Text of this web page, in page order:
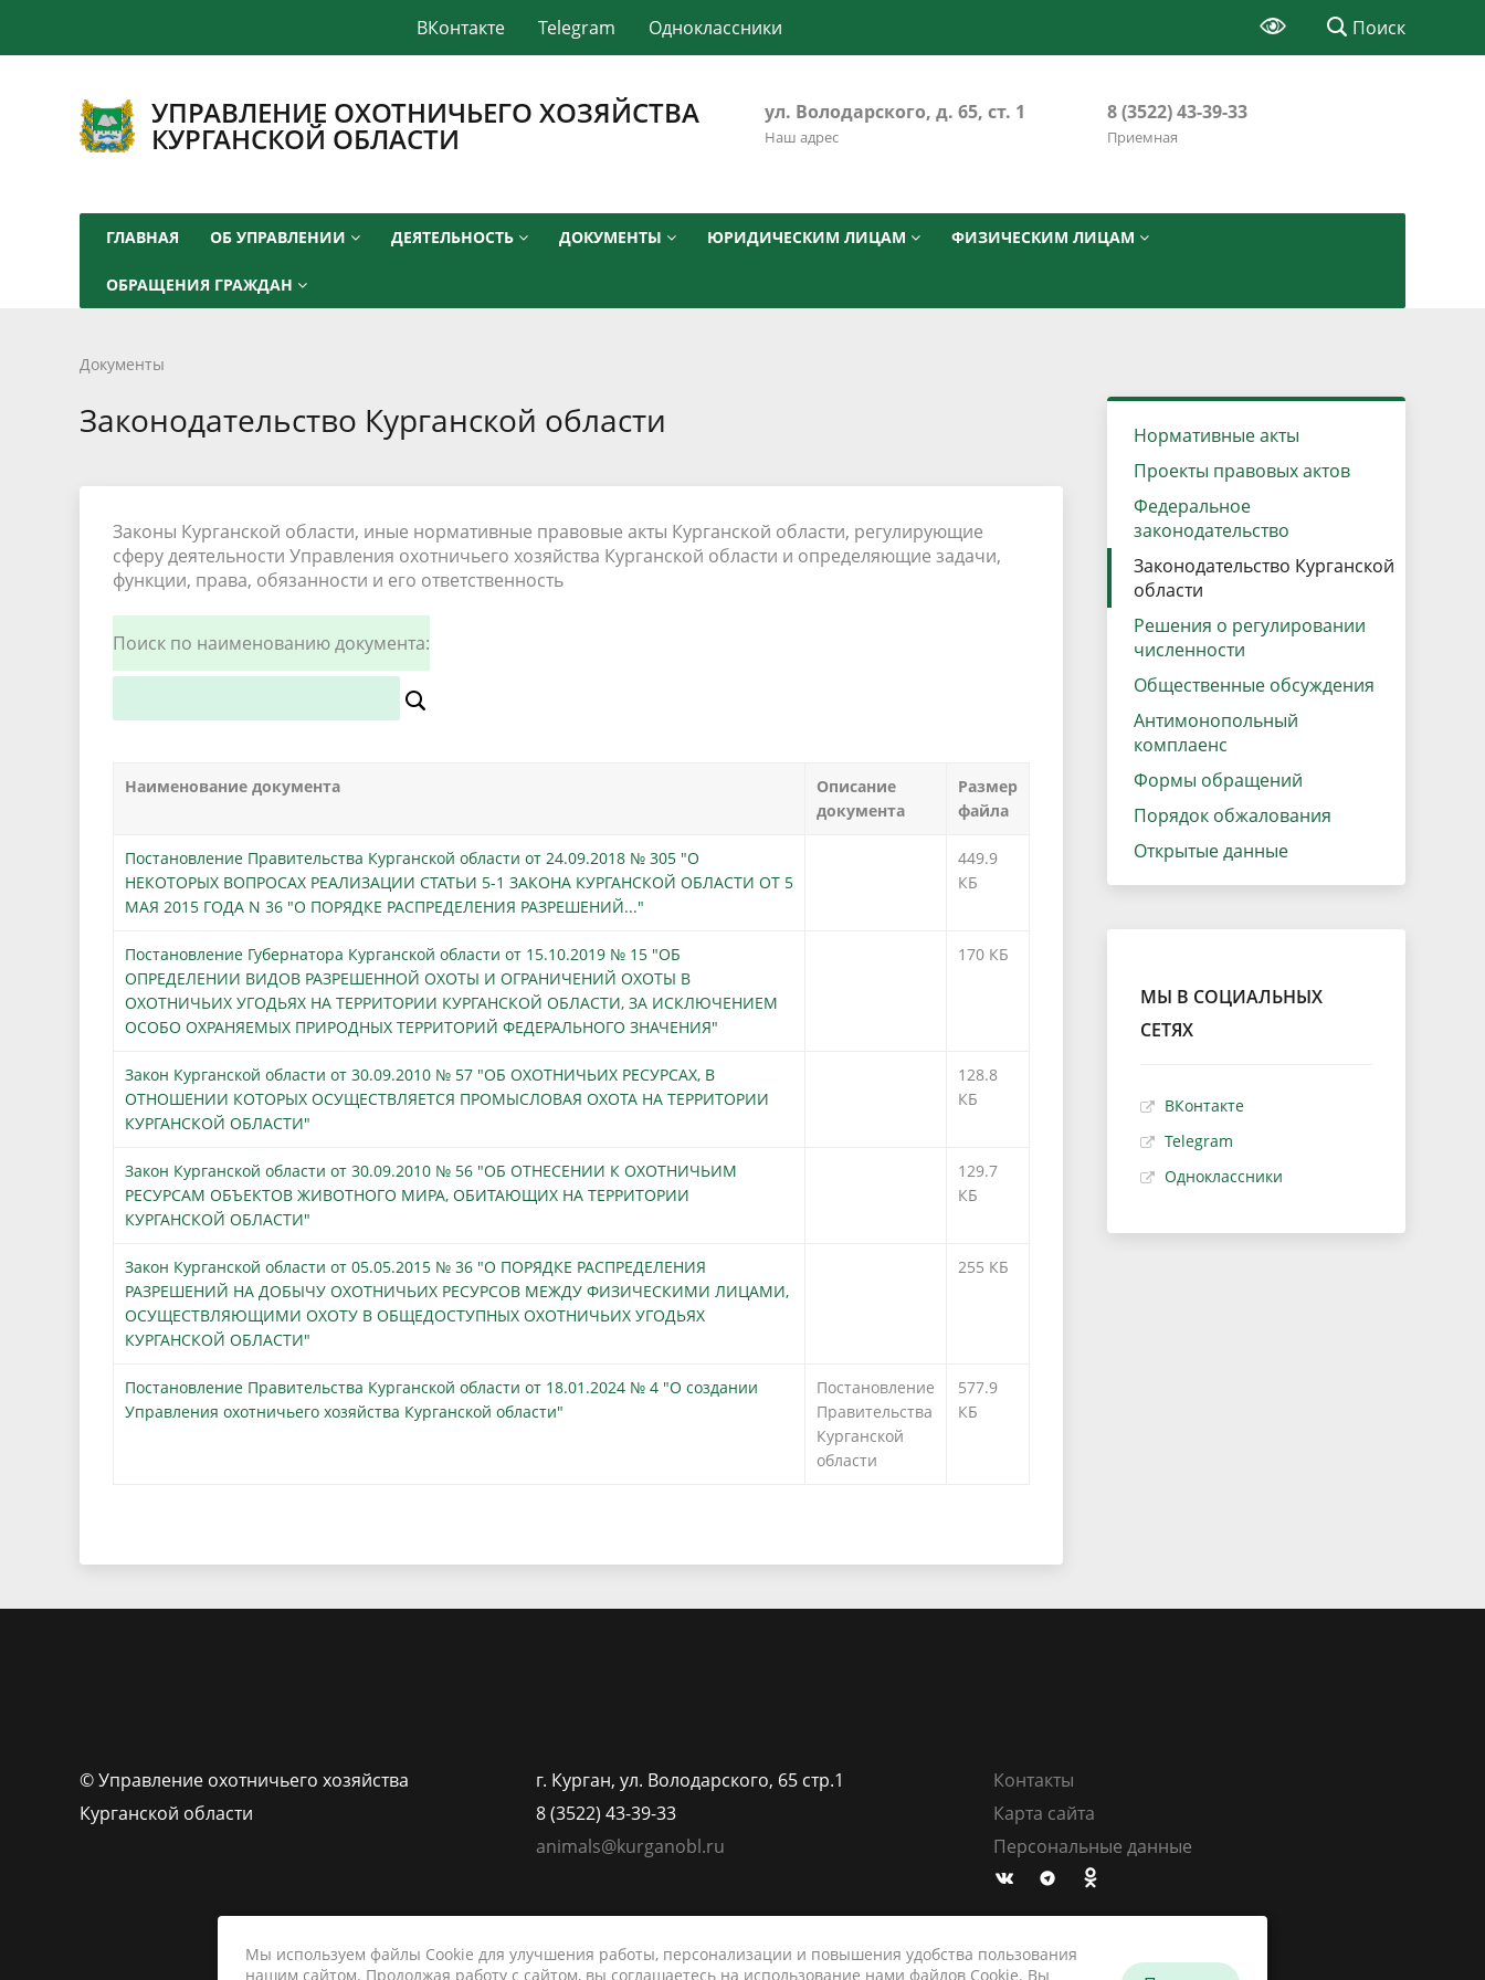
ВКонтакте Telegram Одноклассники Поиск
УПРАВЛЕНИЕ ОХОТНИЧЬЕГО ХОЗЯЙСТВА
КУРГАНСКОЙ ОБЛАСТИ
ул. Володарского, д. 65, ст. 1
Наш адрес
8 (3522) 43-39-33
Приемная
ГЛАВНАЯ ОБ УПРАВЛЕНИИ ДЕЯТЕЛЬНОСТЬ ДОКУМЕНТЫ ЮРИДИЧЕСКИМ ЛИЦАМ ФИЗИЧЕСКИМ ЛИЦАМ
ОБРАЩЕНИЯ ГРАЖДАН
Документы
Законодательство Курганской области
Законы Курганской области, иные нормативные правовые акты Курганской области, регулирующие
сферу деятельности Управления охотничьего хозяйства Курганской области и определяющие задачи,
функции, права, обязанности и его ответственность
Поиск по наименованию документа:
Наименование документа
Описание
документа
Размер
файла
Постановление Правительства Курганской области от 24.09.2018 № 305 "О
НЕКОТОРЫХ ВОПРОСАХ РЕАЛИЗАЦИИ СТАТЬИ 5-1 ЗАКОНА КУРГАНСКОЙ ОБЛАСТИ ОТ 5
МАЯ 2015 ГОДА N 36 "О ПОРЯДКЕ РАСПРЕДЕЛЕНИЯ РАЗРЕШЕНИЙ..."
449.9
КБ
Постановление Губернатора Курганской области от 15.10.2019 № 15 "ОБ
ОПРЕДЕЛЕНИИ ВИДОВ РАЗРЕШЕННОЙ ОХОТЫ И ОГРАНИЧЕНИЙ ОХОТЫ В
ОХОТНИЧЬИХ УГОДЬЯХ НА ТЕРРИТОРИИ КУРГАНСКОЙ ОБЛАСТИ, ЗА ИСКЛЮЧЕНИЕМ
ОСОБО ОХРАНЯЕМЫХ ПРИРОДНЫХ ТЕРРИТОРИЙ ФЕДЕРАЛЬНОГО ЗНАЧЕНИЯ"
170 КБ
Закон Курганской области от 30.09.2010 № 57 "ОБ ОХОТНИЧЬИХ РЕСУРСАХ, В
ОТНОШЕНИИ КОТОРЫХ ОСУЩЕСТВЛЯЕТСЯ ПРОМЫСЛОВАЯ ОХОТА НА ТЕРРИТОРИИ
КУРГАНСКОЙ ОБЛАСТИ"
128.8
КБ
Закон Курганской области от 30.09.2010 № 56 "ОБ ОТНЕСЕНИИ К ОХОТНИЧЬИМ
РЕСУРСАМ ОБЪЕКТОВ ЖИВОТНОГО МИРА, ОБИТАЮЩИХ НА ТЕРРИТОРИИ
КУРГАНСКОЙ ОБЛАСТИ"
129.7
КБ
Закон Курганской области от 05.05.2015 № 36 "О ПОРЯДКЕ РАСПРЕДЕЛЕНИЯ
РАЗРЕШЕНИЙ НА ДОБЫЧУ ОХОТНИЧЬИХ РЕСУРСОВ МЕЖДУ ФИЗИЧЕСКИМИ ЛИЦАМИ,
ОСУЩЕСТВЛЯЮЩИМИ ОХОТУ В ОБЩЕДОСТУПНЫХ ОХОТНИЧЬИХ УГОДЬЯХ
КУРГАНСКОЙ ОБЛАСТИ"
255 КБ
Постановление Правительства Курганской области от 18.01.2024 № 4 "О создании
Управления охотничьего хозяйства Курганской области"
Постановление
Правительства
Курганской
области
577.9
КБ
Нормативные акты
Проекты правовых актов
Федеральное
законодательство
Законодательство Курганской
области
Решения о регулировании
численности
Общественные обсуждения
Антимонопольный
комплаенс
Формы обращений
Порядок обжалования
Открытые данные
МЫ В СОЦИАЛЬНЫХ
СЕТЯХ
ВКонтакте
Telegram
Одноклассники
© Управление охотничьего хозяйства
Курганской области
г. Курган, ул. Володарского, 65 стр.1
8 (3522) 43-39-33
animals@kurganobl.ru
Контакты
Карта сайта
Персональные данные
Мы используем файлы Cookie для улучшения работы, персонализации и повышения удобства пользования
нашим сайтом. Продолжая работу с сайтом, вы соглашаетесь на использование нами файлов Cookie. Вы